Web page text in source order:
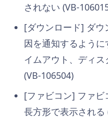
されない (VB-
[ダウンロード] ダ
因を通知するよう
イムアウト、ディス
(VB-106504)
[ファビコン] ファビ
長方形で表示される